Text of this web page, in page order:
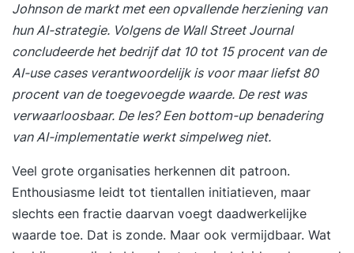
Johnson de markt met een opvallende herziening van
hun AI-strategie. Volgens de Wall Street Journal
concludeerde het bedrijf dat 10 tot 15 procent van de
AI-use cases verantwoordelijk is voor maar liefst 80
procent van de toegevoegde waarde. De rest was
verwaarloosbaar. De les? Een bottom-up benadering
van AI-implementatie werkt simpelweg niet.
Veel grote organisaties herkennen dit patroon.
Enthousiasme leidt tot tientallen initiatieven, maar
slechts een fractie daarvan voegt daadwerkelijke
waarde toe. Dat is zonde. Maar ook vermijdbaar. Wat